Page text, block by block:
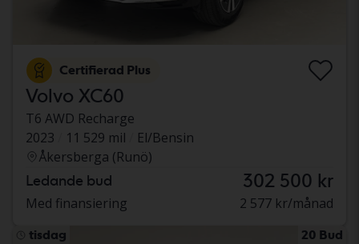
Certifierad Plus
Volvo XC60
T6 AWD Recharge
2023
11 529 mil
El/Bensin
Åkersberga (Runö)
Ledande bud 302 500 kr
Med finansiering 2 577 kr/månad
tisdag 20 Bud